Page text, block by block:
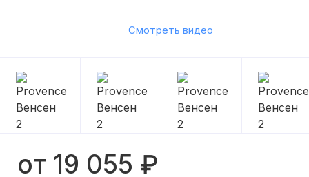
Смотреть видео
от 19 055 ₽